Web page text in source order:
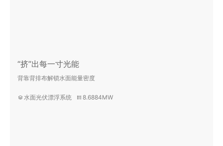
“挤”出每一寸光能
背靠背排布解锁水面能量密度
水面光伏漂浮系统 8.6884MW